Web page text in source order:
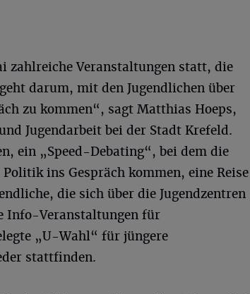
Veranstaltungen statt, die
darum, mit den Jugendlichen über
zu kommen“, sagt Matthias Hoeps,
Jugendarbeit bei der Stadt Krefeld.
ein „Speed-Debating“, bei dem die
ins Gespräch kommen, eine Reise
die sich über die Jugendzentren
Info-Veranstaltungen für
„U-Wahl“ für jüngere
stattfinden.